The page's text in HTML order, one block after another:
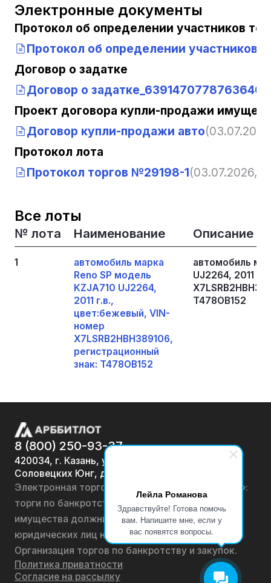
Лейла Романова
Здравствуйте! Готова помочь
вам. Напишите мне, если у
вас появятся вопросы.
Электронные документы
Протокол об определении участников
Протокол об определении участников
Договор о задатке
Договор о
Проект договора купли-продажи
Договор купли-продажи авто
Протокол лота
Протокол торгов №29198-1(03.07.2026,
Все лоты
№ лота Наименование Описание
1
автомобиль марка
Reno SP модель
KZJA710 UJ2264,
2011 г.в.,
цвет:бежевый, VIN-
номер
X7LSRB2HBH389106,
регистрационный
знак: T478OB152
автомобиль
UJ2264, 2011
T478OB152
8 (800) 250-93-37
420034, г. Казань, ул.
Соловецких Юнг, д. 7
Электронная торговая площадка «АРББИТЛОТ»:
торги по банкротству, лоты по продаже
имущества должников физических лиц и
юридических лиц на онлайн-аукционах.
Организация торгов по банкротству и закупок.
Политика приватности
Согласие на рассылку